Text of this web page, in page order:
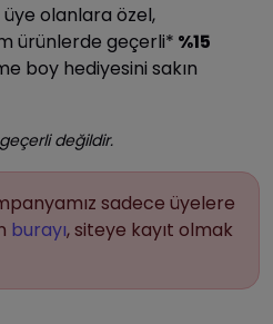
olanlara özel,
ürünlerde geçerli* %15
boy hediyesini sakın
değildir.
sadece üyelere
burayı, siteye kayıt olmak